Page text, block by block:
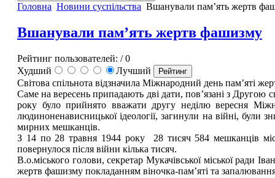
Головна Новини суспільства Вшанували пам’ять жертв
Вшанували пам’ять жертв фашизму
Рейтинг пользователей: / 0
Худший
Лучший
Світова спільнота відзначила Міжнародний день пам’яті
Саме на вересень припадають дві дати, пов’язані з Другою
року було прийнято вважати другу неділю вересня
людиноненависницької ідеології, загинули на війні,
мирних мешканців.
З 14 по 28 травня 1944 року 28 тисяч 584 мешканців
повернулося після війни кілька тисяч.
В.о.міського голови, секретар Мукачівської міської ради
жертв фашизму покладанням віночка-пам’яті та